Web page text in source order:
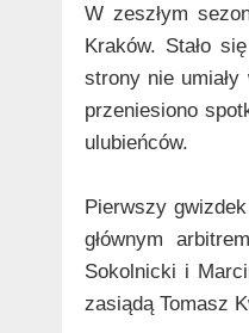
W zeszłym
Kraków. Stało
strony nie
przeniesiono
ulubieńców.
Pierwszy
głównym
Sokolnicki i
zasiądą Tomasz